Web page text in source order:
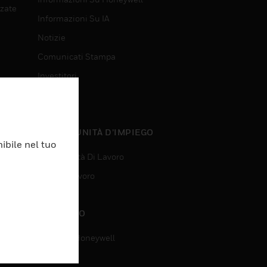
Informazioni Su IA
Notizie
Comunicati Stampa
Investitori
OPPORTUNITÀ D’IMPIEGO
Opportunità Di Lavoro
Ricerca Lavoro
CONTATTO
Contatta Honeywell
nel tuo